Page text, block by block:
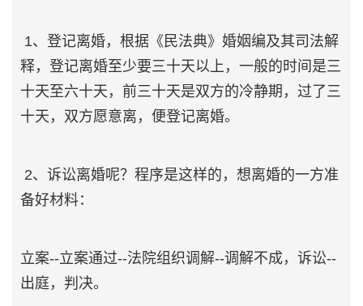
1、登记离婚，根据《民法典》婚姻编及其司法解
释，登记离婚至少要三十天以上，一般的时间是三
十天至六十天，前三十天是双方的冷静期，过了三
十天，双方愿意离，便登记离婚。
2、诉讼离婚呢？程序是这样的，想离婚的一方准
备好材料：
立案--立案通过--法院组织调解--调解不成，诉讼--
出庭，判决。